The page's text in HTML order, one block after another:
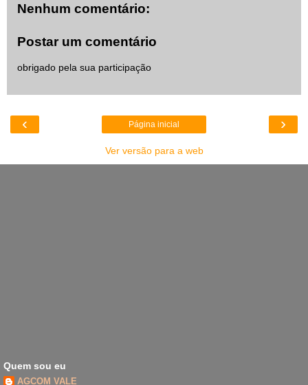
Nenhum comentário:
Postar um comentário
obrigado pela sua participação
‹ ›
Página inicial
Ver versão para a web
Quem sou eu
AGCOM VALE